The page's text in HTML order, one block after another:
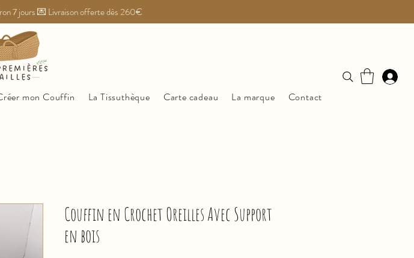
7 jours 💌 Livraison offerte dès 260€
mon Couffin La Tissuthèque Carte cadeau La marque Contact
Couffin en Crochet Oreilles Avec Support
en bois